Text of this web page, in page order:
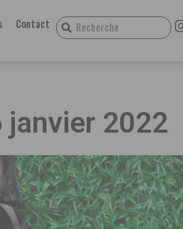
Contact
janvier 2022